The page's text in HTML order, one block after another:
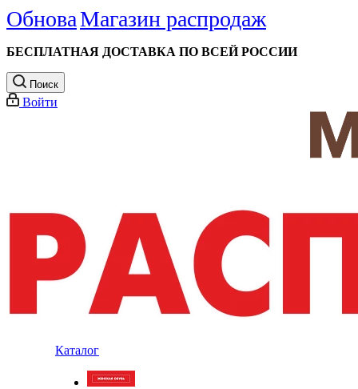
ОбноваМагазин распродаж
БЕСПЛАТНАЯ ДОСТАВКА ПО ВСЕЙ РОССИИ
Поиск
Войти
Каталог